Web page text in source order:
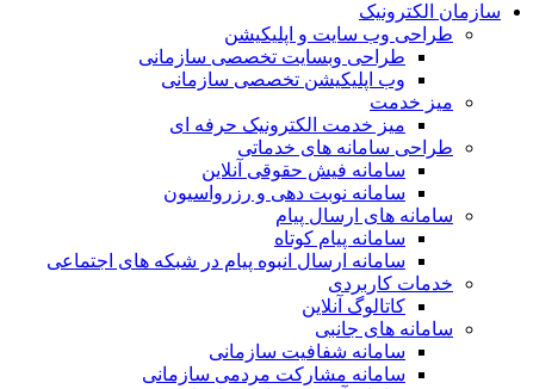
سازمان الکترونیک
طراحی وب سایت و اپلیکیشن
طراحی وبسایت تخصصی سازمانی
وب اپلیکیشن تخصصی سازمانی
میز خدمت
میز خدمت الکترونیک حرفه ای
طراحی سامانه های خدماتی
سامانه فیش حقوقی آنلاین
سامانه نوبت دهی و رزرواسیون
سامانه های ارسال پیام
سامانه پیام کوتاه
سامانه ارسال انبوه پیام در شبکه های اجتماعی
خدمات کاربردی
کاتالوگ آنلاین
سامانه های جانبی
سامانه شفافیت سازمانی
سامانه مشارکت مردمی سازمانی